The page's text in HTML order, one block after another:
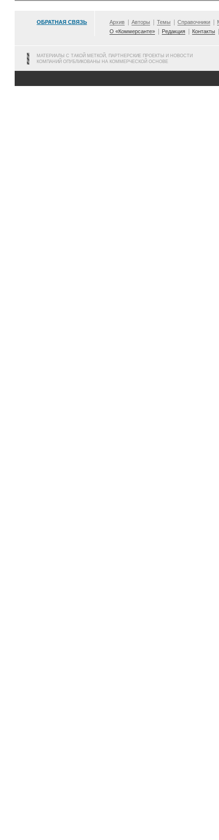
ОБРАТНАЯ СВЯЗЬ Архив Авторы Темы Справочники
О «Коммерсанте»
Редакция Контакты
МАТЕРИАЛЫ С ТАКОЙ МЕТКОЙ, ПАРТНЕРСКИЕ ПРОЕКТЫ И НОВОСТИ
КОМПАНИЙ ОПУБЛИКОВАНЫ НА КОММЕРЧЕСКОЙ ОСНОВЕ